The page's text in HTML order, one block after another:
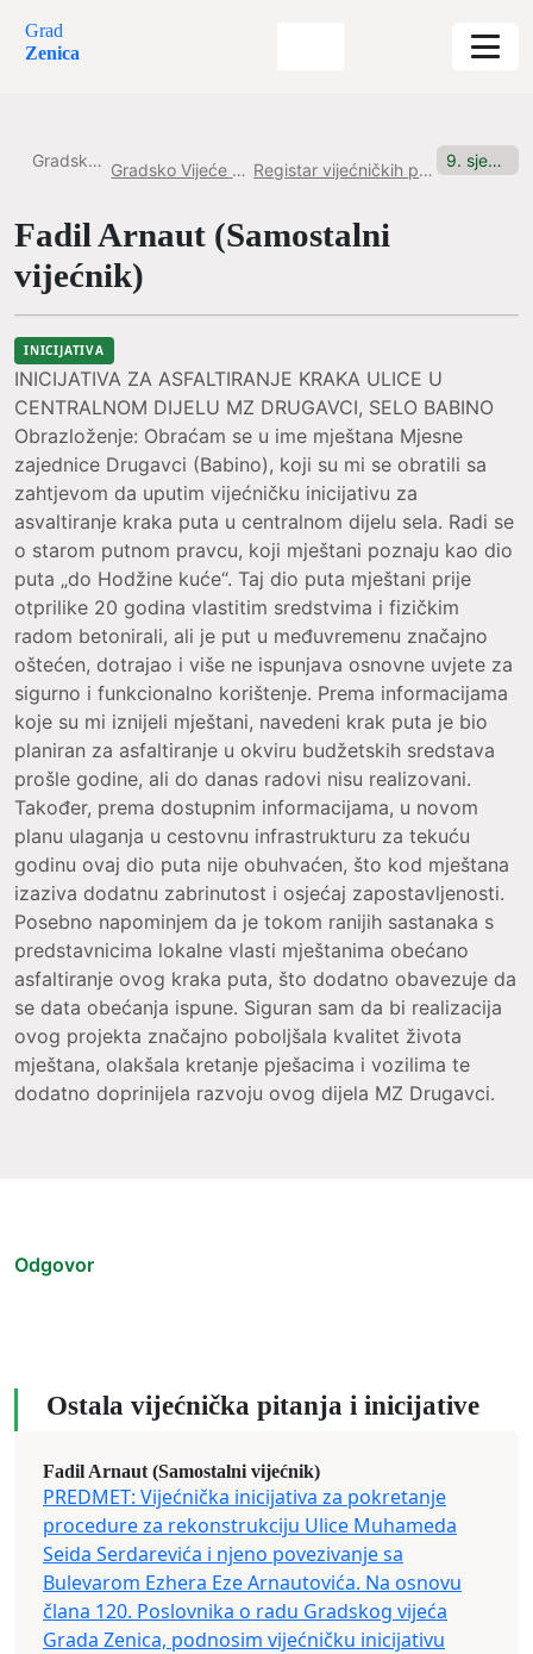
Grad
Zenica
Gradska uprava Gradsko Vijeće Grada Zenice Registar vijećničkih pitanja i inicijativa 9. sjednica, 09.6.2025. Inicijativa br.6
Fadil Arnaut (Samostalni
vijećnik)
INICIJATIVA
INICIJATIVA ZA ASFALTIRANJE KRAKA ULICE U
CENTRALNOM DIJELU MZ DRUGAVCI, SELO BABINO
Obrazloženje: Obraćam se u ime mještana Mjesne
zajednice Drugavci (Babino), koji su mi se obratili sa
zahtjevom da uputim vijećničku inicijativu za
asvaltiranje kraka puta u centralnom dijelu sela. Radi se
o starom putnom pravcu, koji mještani poznaju kao dio
puta „do Hodžine kuće“. Taj dio puta mještani prije
otprilike 20 godina vlastitim sredstvima i fizičkim
radom betonirali, ali je put u međuvremenu značajno
oštećen, dotrajao i više ne ispunjava osnovne uvjete za
sigurno i funkcionalno korištenje. Prema informacijama
koje su mi iznijeli mještani, navedeni krak puta je bio
planiran za asfaltiranje u okviru budžetskih sredstava
prošle godine, ali do danas radovi nisu realizovani.
Također, prema dostupnim informacijama, u novom
planu ulaganja u cestovnu infrastrukturu za tekuću
godinu ovaj dio puta nije obuhvaćen, što kod mještana
izaziva dodatnu zabrinutost i osjećaj zapostavljenosti.
Posebno napominjem da je tokom ranijih sastanaka s
predstavnicima lokalne vlasti mještanima obećano
asfaltiranje ovog kraka puta, što dodatno obavezuje da
se data obećanja ispune. Siguran sam da bi realizacija
ovog projekta značajno poboljšala kvalitet života
mještana, olakšala kretanje pješacima i vozilima te
dodatno doprinijela razvoju ovog dijela MZ Drugavci.
Odgovor
Ostala vijećnička pitanja i inicijative
Fadil Arnaut (Samostalni vijećnik)
PREDMET: Vijećnička inicijativa za pokretanje
procedure za rekonstrukciju Ulice Muhameda
Seida Serdarevića i njeno povezivanje sa
Bulevarom Ezhera Eze Arnautovića. Na osnovu
člana 120. Poslovnika o radu Gradskog vijeća
Grada Zenica, podnosim vijećničku inicijativu